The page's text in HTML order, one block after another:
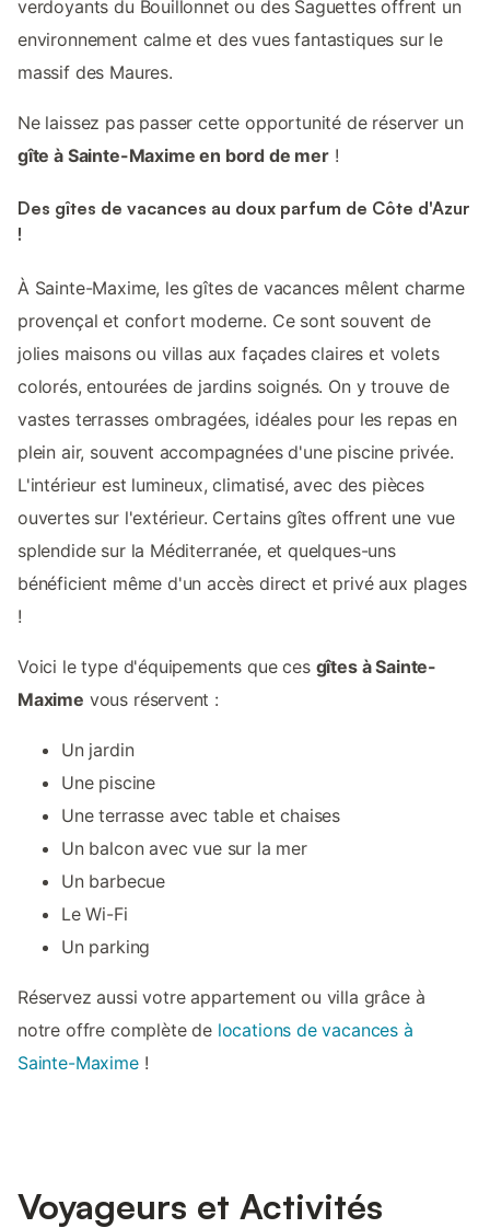
verdoyants du Bouillonnet ou des Saguettes offrent un
environnement calme et des vues fantastiques sur le
massif des Maures.
Ne laissez pas passer cette opportunité de réserver un
gîte à Sainte-Maxime en bord de mer!
Des gîtes de vacances au doux parfum de Côte d'Azur
!
À Sainte-Maxime, les gîtes de vacances mêlent charme
provençal et confort moderne. Ce sont souvent de
jolies maisons ou villas aux façades claires et volets
colorés, entourées de jardins soignés. On y trouve de
vastes terrasses ombragées, idéales pour les repas en
plein air, souvent accompagnées d'une piscine privée.
L'intérieur est lumineux, climatisé, avec des pièces
ouvertes sur l'extérieur. Certains gîtes offrent une vue
splendide sur la Méditerranée, et quelques-uns
bénéficient même d'un accès direct et privé aux plages
!
Voici le type d'équipements que ces gîtes à Sainte-
Maxime vous réservent :
Un jardin
Une piscine
Une terrasse avec table et chaises
Un balcon avec vue sur la mer
Un barbecue
Le Wi-Fi
Un parking
Réservez aussi votre appartement ou villa grâce à
notre offre complète de locations de vacances à
Sainte-Maxime!
Voyageurs et Activités